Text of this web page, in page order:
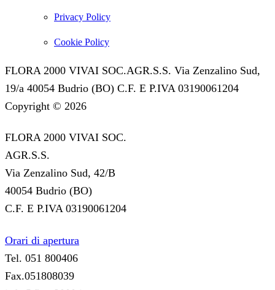
Privacy Policy
Cookie Policy
FLORA 2000 VIVAI SOC.AGR.S.S. Via Zenzalino Sud,
19/a 40054 Budrio (BO) C.F. E P.IVA 03190061204
Copyright © 2026
FLORA 2000 VIVAI SOC.
AGR.S.S.
Via Zenzalino Sud, 42/B
40054 Budrio (BO)
C.F. E P.IVA 03190061204
Orari di apertura
Tel. 051 800406
Fax.051808039